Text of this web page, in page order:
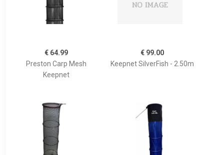
€ 64.99
Preston Carp Mesh
Keepnet
€ 99.00
Keepnet SilverFish - 2.50m